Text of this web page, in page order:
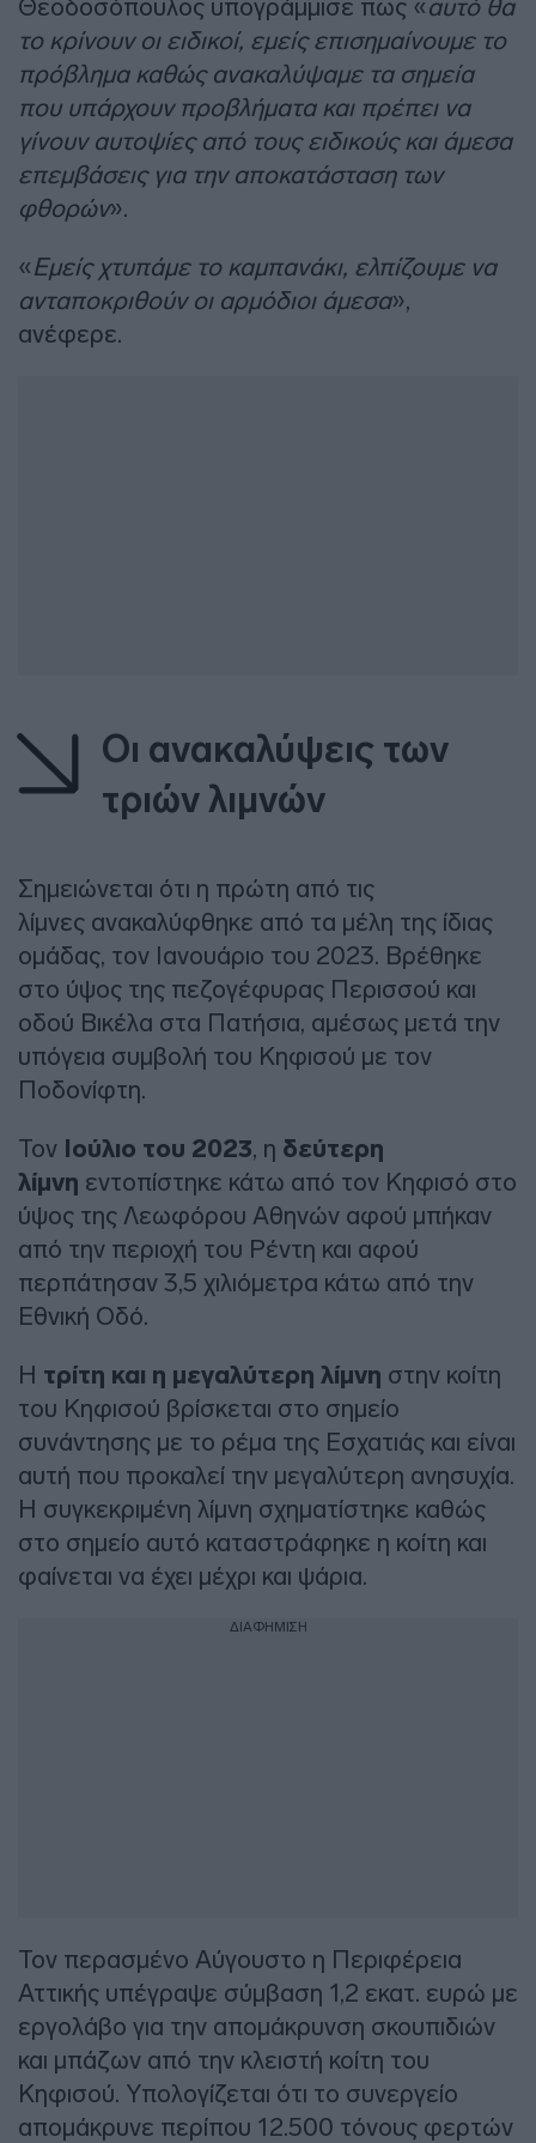
Θεοδοσόπουλος υπογράμμισε πως «αυτό θα
το κρίνουν οι ειδικοί, εμείς επισημαίνουμε το
πρόβλημα καθώς ανακαλύψαμε τα σημεία
που υπάρχουν προβλήματα και πρέπει να
γίνουν αυτοψίες από τους ειδικούς και άμεσα
επεμβάσεις για την αποκατάσταση των
φθορών».
«Εμείς χτυπάμε το καμπανάκι, ελπίζουμε να
ανταποκριθούν οι αρμόδιοι άμεσα»,
ανέφερε.
Οι ανακαλύψεις των
τριών λιμνών
Σημειώνεται ότι η πρώτη από τις
λίμνες ανακαλύφθηκε από τα μέλη της ίδιας
ομάδας, τον Ιανουάριο του 2023. Βρέθηκε
στο ύψος της πεζογέφυρας Περισσού και
οδού Βικέλα στα Πατήσια, αμέσως μετά την
υπόγεια συμβολή του Κηφισού με τον
Ποδονίφτη.
Τον Ιούλιο του 2023 , η δεύτερη
λίμνη εντοπίστηκε κάτω από τον Κηφισό στο
ύψος της Λεωφόρου Αθηνών αφού μπήκαν
από την περιοχή του Ρέντη και αφού
περπάτησαν 3,5 χιλιόμετρα κάτω από την
Εθνική Οδό.
Η τρίτη και η μεγαλύτερη λίμνη στην κοίτη
του Κηφισού βρίσκεται στο σημείο
συνάντησης με το ρέμα της Εσχατιάς και είναι
αυτή που προκαλεί την μεγαλύτερη ανησυχία.
Η συγκεκριμένη λίμνη σχηματίστηκε καθώς
στο σημείο αυτό καταστράφηκε η κοίτη και
φαίνεται να έχει μέχρι και ψάρια.
ΔΙΑΦΗΜΙΣΗ
Τον περασμένο Αύγουστο η Περιφέρεια
Αττικής υπέγραψε σύμβαση 1,2 εκατ. ευρώ με
εργολάβο για την απομάκρυνση σκουπιδιών
και μπάζων από την κλειστή κοίτη του
Κηφισού. Υπολογίζεται ότι το συνεργείο
απομάκρυνε περίπου 12.500 τόνους φερτών